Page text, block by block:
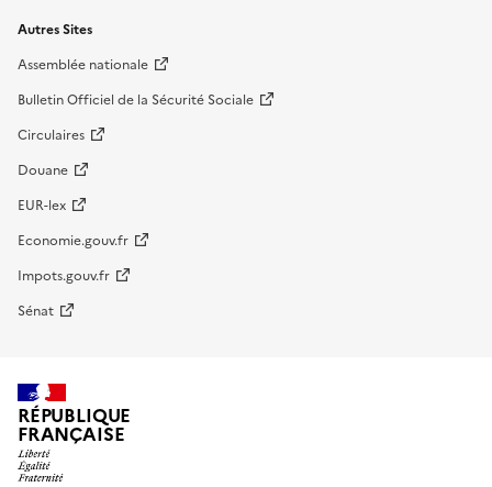
Autres Sites
Assemblée nationale
Bulletin Officiel de la Sécurité Sociale
Circulaires
Douane
EUR-lex
Economie.gouv.fr
Impots.gouv.fr
Sénat
RÉPUBLIQUE
FRANÇAISE